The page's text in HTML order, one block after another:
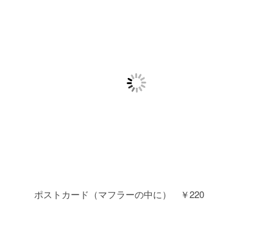
ポストカード（マフラーの中に） ￥220